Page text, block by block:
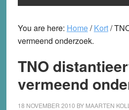
You are here: Home/ Kort/
vermeend onderzoek.
TNO
vermeend
18 NOVEMBER 2010 BY MAARTEN